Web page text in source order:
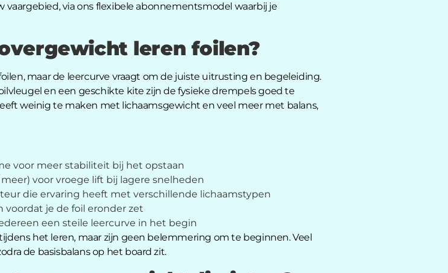
via ons flexibele abonnementsmodel waarbij je
leren foilen?
maar de leercurve vraagt om de juiste uitrusting en begeleiding.
en een geschikte kite zijn de fysieke drempels goed te
weinig te maken met lichaamsgewicht en veel meer met balans,
voor meer stabiliteit bij het opstaan
voor vroege lift bij lagere snelheden
die ervaring heeft met verschillende lichaamstypen
je de foil eronder zet
een steile leercurve in het begin
het leren, maar zijn geen belemmering om te beginnen. Veel
de basisbalans op het board zit.